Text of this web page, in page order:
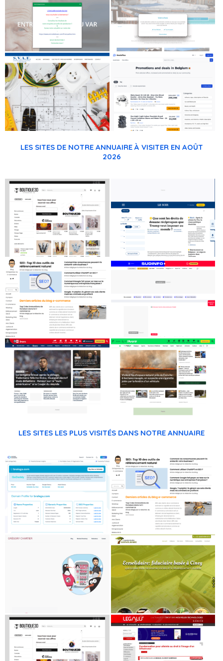
LES SITES DE NOTRE ANNUAIRE À VISITER EN AOÛT
2026
LES SITES LES PLUS VISITÉS DANS NOTRE ANNUAIRE